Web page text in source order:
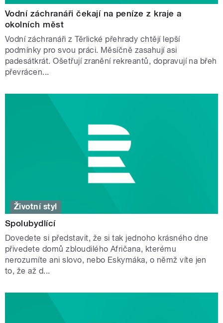
Vodní záchranáři čekají na peníze z kraje a
okolních měst
Vodní záchranáři z Těrlické přehrady chtějí lepší
podmínky pro svou práci. Měsíčně zasahují asi
padesátkrát. Ošetřují zranění rekreantů, dopravují na břeh
převrácen...
Životní styl
Spolubydlící
Dovedete si představit, že si tak jednoho krásného dne
přivedete domů zbloudilého Afričana, kterému
nerozumíte ani slovo, nebo Eskymáka, o němž víte jen
to, že až d...